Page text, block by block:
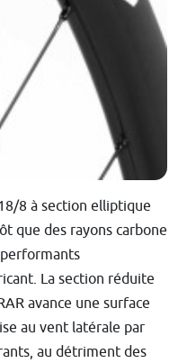
8 à section elliptique
que des rayons carbone
La section réduite
avance une surface
au vent latérale par
au détriment des